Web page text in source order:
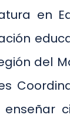
en
del